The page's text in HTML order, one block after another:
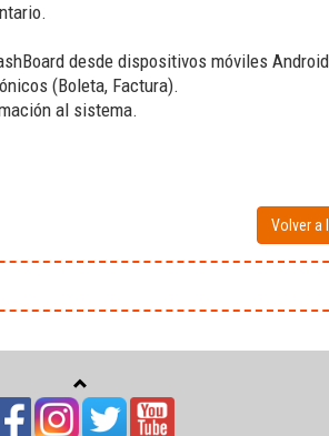
desde dispositivos móviles
(Boleta, Factura).
al sistema.
Volver a